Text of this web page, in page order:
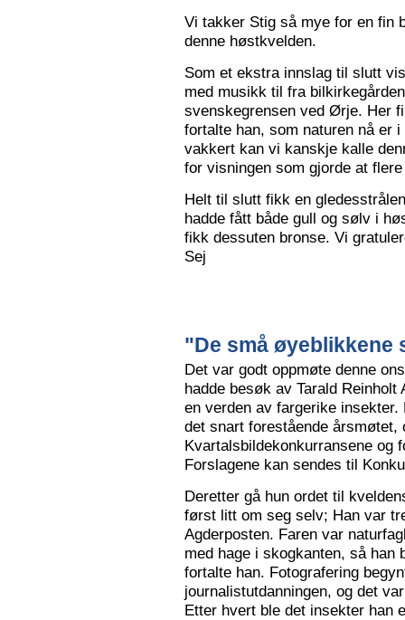
Vi takker Stig så mye for en fin
denne høstkvelden.
Som et ekstra innslag til slutt
med musikk til fra
svenskegrensen ved Ørje. Her
fortalte han, som naturen nå er
vakkert kan vi kanskje kalle
for visningen som gjorde at
Helt til slutt fikk en
hadde fått både gull og sølv i
fikk dessuten bronse. Vi
Sej
"De små øyeblikkene
Det var godt oppmøte denne
hadde besøk av Tarald
en verden av fargerike
det snart forestående
Kvartalsbildekonkurransene og
Forslagene kan sendes til
Deretter gå hun ordet til
først litt om seg selv; Han var
Agderposten. Faren var
med hage i skogkanten, så han
fortalte han. Fotografering
journalistutdanningen, og det
Etter hvert ble det insekter han